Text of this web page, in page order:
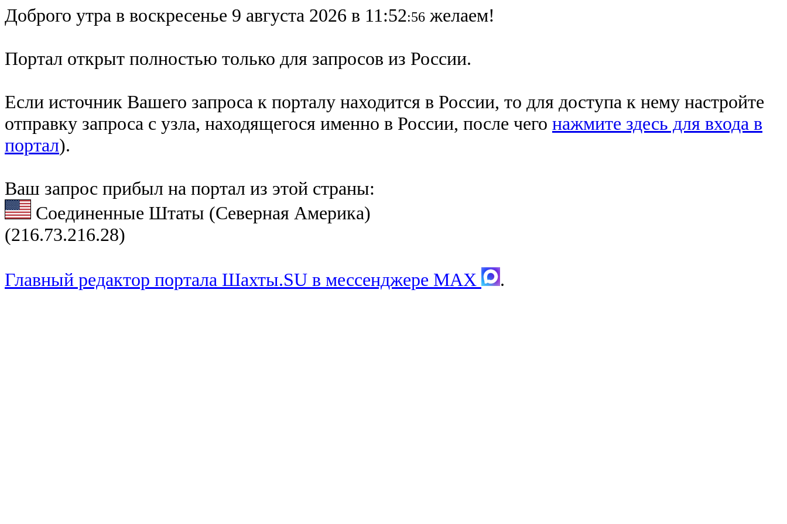
Доброго утра в воскресенье 9 августа 2026 в 11:52:56 желаем!
Портал открыт полностью только для запросов из России.
Если источник Вашего запроса к порталу находится в России, то для доступа к нему настройте
отправку запроса с узла, находящегося именно в России, после чего нажмите здесь для входа в
портал).
Ваш запрос прибыл на портал из этой страны:
Соединенные Штаты (Северная Америка)
(216.73.216.28)
Главный редактор портала Шахты.SU в мессенджере MAX .